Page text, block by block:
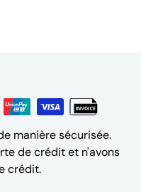
manière sécurisée.
de crédit et n'avons
crédit.